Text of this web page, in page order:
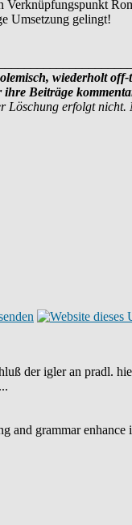
Umsetzung gelingt!
wiederholt
Beiträge
erfolgt
der igler an pradl.
grammar